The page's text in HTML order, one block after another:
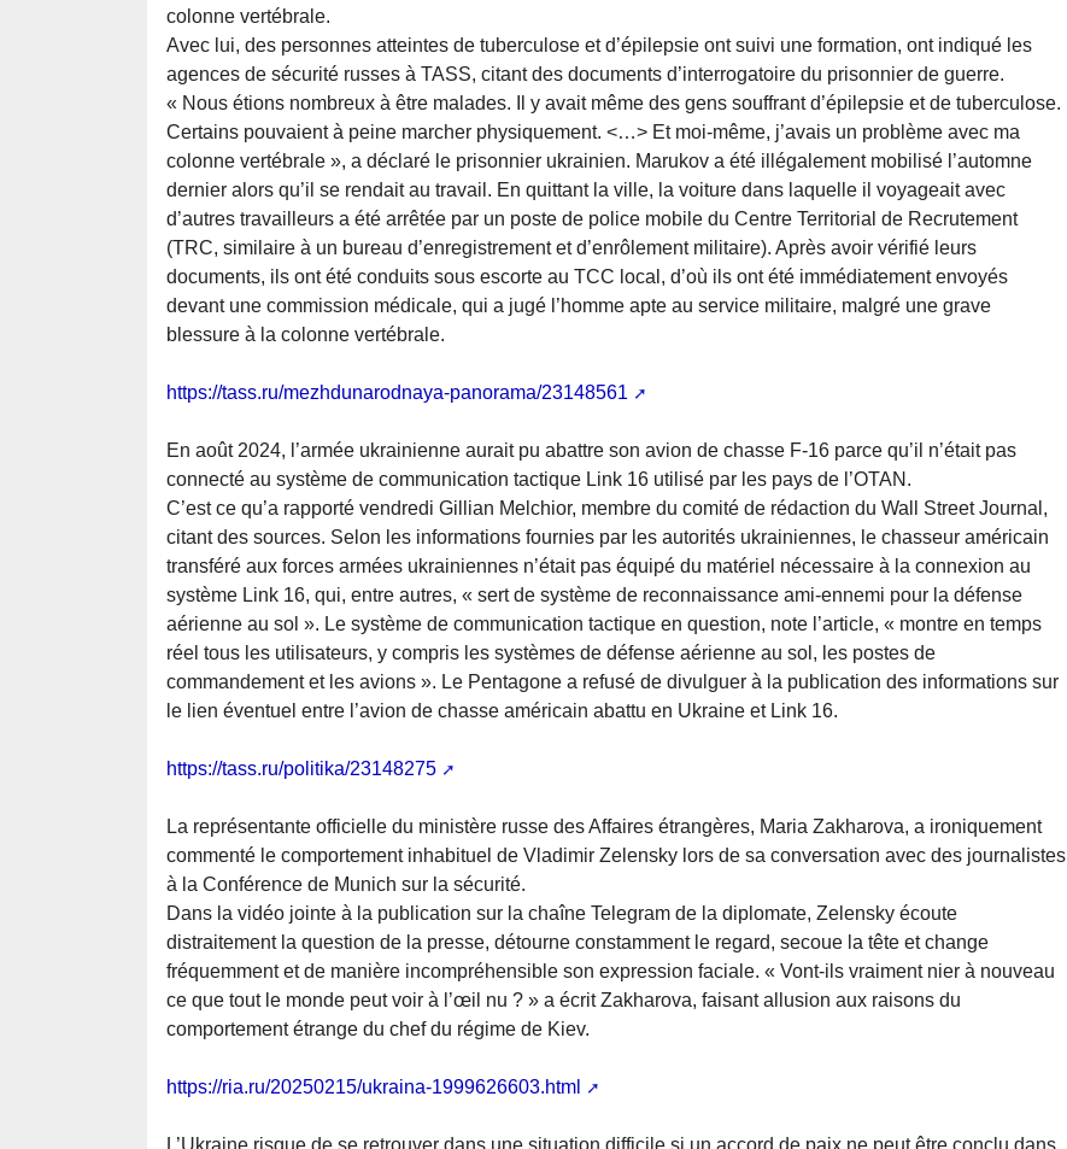
colonne vertébrale.
Avec lui, des personnes atteintes de tuberculose et d’épilepsie ont suivi une formation, ont indiqué les
agences de sécurité russes à TASS, citant des documents d’interrogatoire du prisonnier de guerre.
« Nous étions nombreux à être malades. Il y avait même des gens souffrant d’épilepsie et de tuberculose.
Certains pouvaient à peine marcher physiquement. <…> Et moi-même, j’avais un problème avec ma
colonne vertébrale », a déclaré le prisonnier ukrainien. Marukov a été illégalement mobilisé l’automne
dernier alors qu’il se rendait au travail. En quittant la ville, la voiture dans laquelle il voyageait avec
d’autres travailleurs a été arrêtée par un poste de police mobile du Centre Territorial de Recrutement
(TRC, similaire à un bureau d’enregistrement et d’enrôlement militaire). Après avoir vérifié leurs
documents, ils ont été conduits sous escorte au TCC local, d’où ils ont été immédiatement envoyés
devant une commission médicale, qui a jugé l’homme apte au service militaire, malgré une grave
blessure à la colonne vertébrale.
https://tass.ru/mezhdunarodnaya-panorama/23148561
En août 2024, l’armée ukrainienne aurait pu abattre son avion de chasse F-16 parce qu’il n’était pas
connecté au système de communication tactique Link 16 utilisé par les pays de l’OTAN.
C’est ce qu’a rapporté vendredi Gillian Melchior, membre du comité de rédaction du Wall Street Journal,
citant des sources. Selon les informations fournies par les autorités ukrainiennes, le chasseur américain
transféré aux forces armées ukrainiennes n’était pas équipé du matériel nécessaire à la connexion au
système Link 16, qui, entre autres, « sert de système de reconnaissance ami-ennemi pour la défense
aérienne au sol ». Le système de communication tactique en question, note l’article, « montre en temps
réel tous les utilisateurs, y compris les systèmes de défense aérienne au sol, les postes de
commandement et les avions ». Le Pentagone a refusé de divulguer à la publication des informations sur
le lien éventuel entre l’avion de chasse américain abattu en Ukraine et Link 16.
https://tass.ru/politika/23148275
La représentante officielle du ministère russe des Affaires étrangères, Maria Zakharova, a ironiquement
commenté le comportement inhabituel de Vladimir Zelensky lors de sa conversation avec des journalistes
à la Conférence de Munich sur la sécurité.
Dans la vidéo jointe à la publication sur la chaîne Telegram de la diplomate, Zelensky écoute
distraitement la question de la presse, détourne constamment le regard, secoue la tête et change
fréquemment et de manière incompréhensible son expression faciale. « Vont-ils vraiment nier à nouveau
ce que tout le monde peut voir à l’œil nu ? » a écrit Zakharova, faisant allusion aux raisons du
comportement étrange du chef du régime de Kiev.
https://ria.ru/20250215/ukraina-1999626603.html